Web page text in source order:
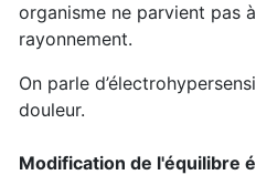
organisme ne parvient pas
rayonnement.
On parle
douleur.
Modification de l'équilibre